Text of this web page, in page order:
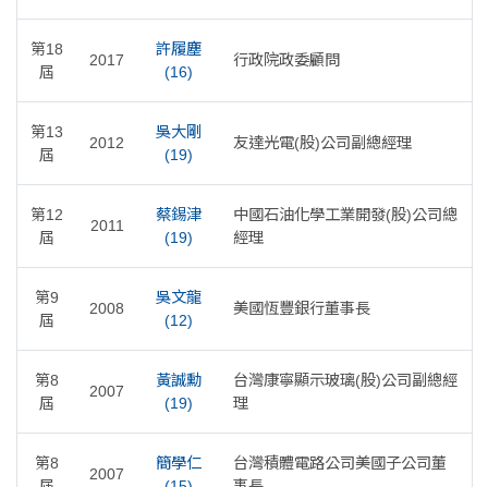
第18
屆
2017
許履塵
(16)
行政院政委顧問
第13
屆
2012
吳大剛
(19)
友達光電(股)公司副總經理
第12
屆
2011
蔡錫津
(19)
中國石油化學工業開發(股)公司總
經理
第9
屆
2008
吳文龍
(12)
美國恆豐銀行董事長
第8
屆
2007
黃誠勳
(19)
台灣康寧顯示玻璃(股)公司副總經
理
第8
2007
簡學仁
台灣積體電路公司美國子公司董